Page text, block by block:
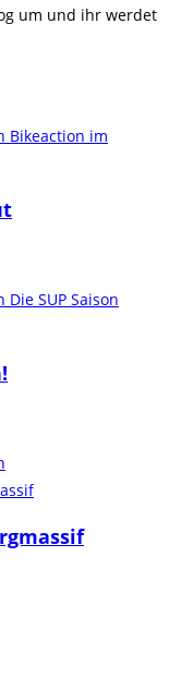
um und ihr werdet